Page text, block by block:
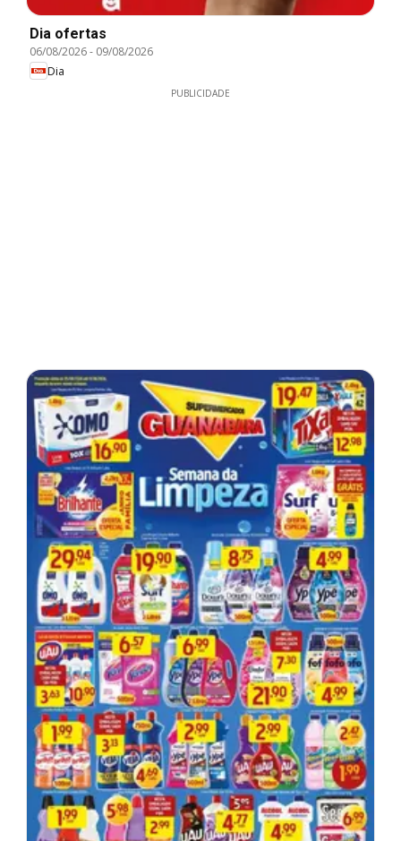
Dia ofertas
06/08/2026- 09/08/2026
Dia
PUBLICIDADE